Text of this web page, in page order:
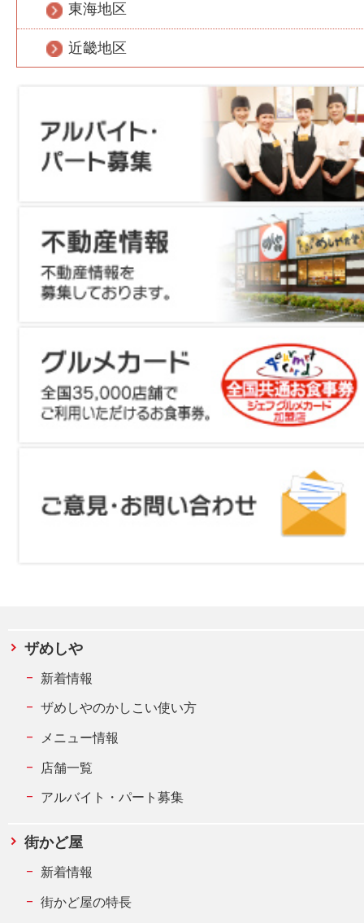
東海地区
近畿地区
ザめしや
新着情報
ザめしやのかしこい使い方
メニュー情報
店舗一覧
アルバイト・パート募集
街かど屋
新着情報
街かど屋の特長